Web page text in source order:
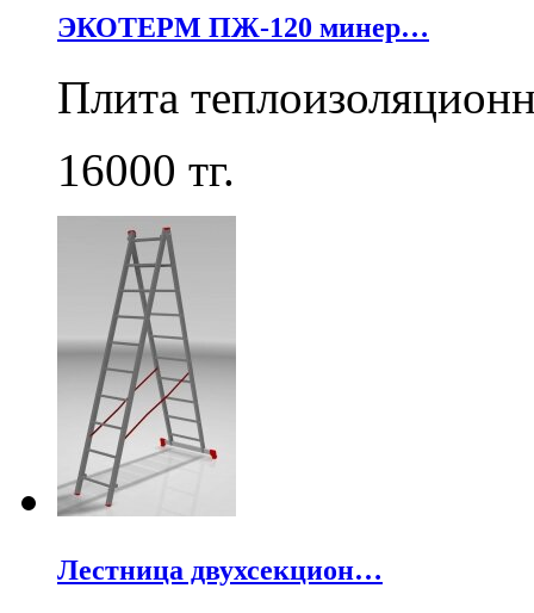
ЭКОТЕРМ ПЖ-120 минер…
Плита
16000 тг.
Лестница двухсекцион…